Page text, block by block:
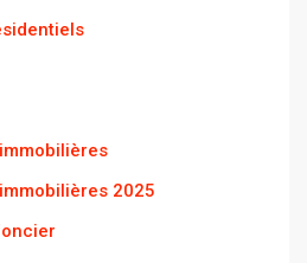
2025